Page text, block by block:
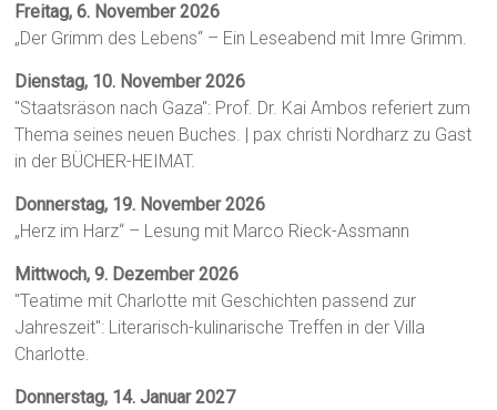
Freitag, 6. November 2026
„Der Grimm des Lebens“ – Ein Leseabend mit Imre Grimm.
Dienstag, 10. November 2026
"Staatsräson nach Gaza": Prof. Dr. Kai Ambos referiert zum
Thema seines neuen Buches. | pax christi Nordharz zu Gast
in der BÜCHER-HEIMAT.
Donnerstag, 19. November 2026
„Herz im Harz“ – Lesung mit Marco Rieck-Assmann
Mittwoch, 9. Dezember 2026
"Teatime mit Charlotte mit Geschichten passend zur
Jahreszeit": Literarisch-kulinarische Treffen in der Villa
Charlotte.
Donnerstag, 14. Januar 2027